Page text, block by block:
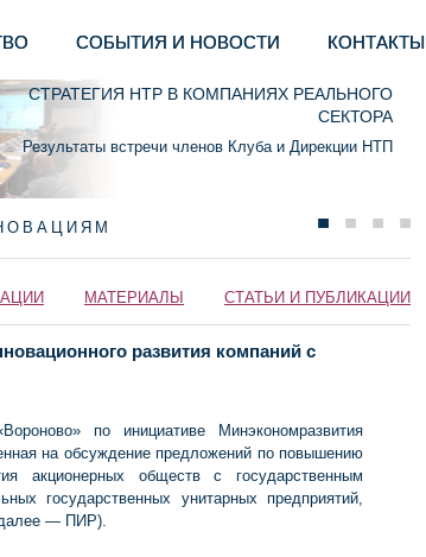
СОБЫТИЯ И НОВОСТИ КОНТАКТЫ
СТРАТЕГИЯ НТР В КОМПАНИЯХ РЕАЛЬНОГО
СЕКТОРА
Результаты встречи членов Клуба и Дирекции НТП
МАТЕРИАЛЫ СТАТЬИ И ПУБЛИКАЦИИ
развития компаний с
по инициативе Минэкономразвития
на обсуждение предложений по повышению
акционерных обществ с государственным
государственных унитарных предприятий,
— ПИР).